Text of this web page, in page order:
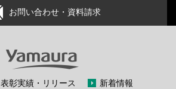
お問い合わせ・資料請求
表彰実績・リリース
新着情報